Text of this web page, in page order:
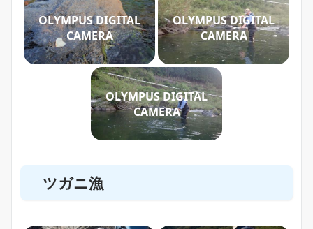
OLYMPUS DIGITAL
CAMERA
OLYMPUS DIGITAL
CAMERA
OLYMPUS DIGITAL
CAMERA
ツガニ漁